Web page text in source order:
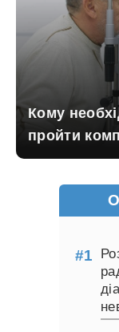
Кому
пройти